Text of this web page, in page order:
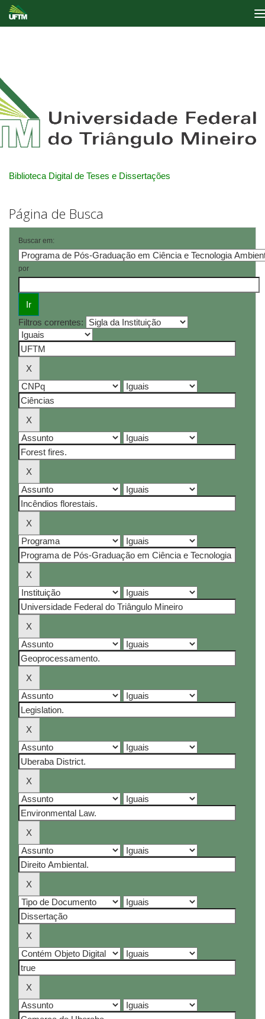
Biblioteca Digital de Teses e Dissertações
Página de Busca
Buscar em:
por
Filtros correntes: